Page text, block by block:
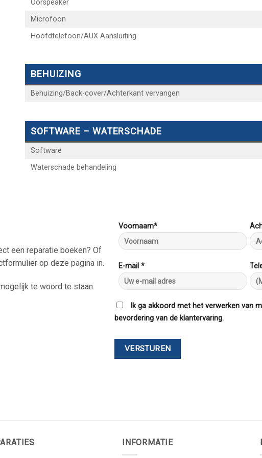
Oorspeaker
Microfoon
Hoofdtelefoon/AUX Aansluiting
BEHUIZING
Behuizing/Back-cover/Achterkant vervangen
SOFTWARE – WATERSCHADE
Software
Waterschade behandeling
een reparatie boeken? Of
op deze pagina in.
te woord te staan.
Voornaam*
E-mail *
Ik ga akkoord met het verwerken van
bevordering van de klantervaring.
INFORMATIE